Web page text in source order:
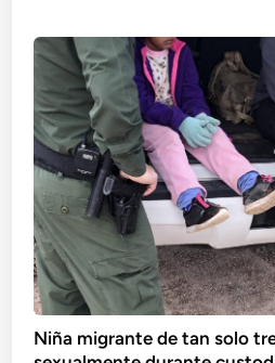
Niña migrante de tan solo